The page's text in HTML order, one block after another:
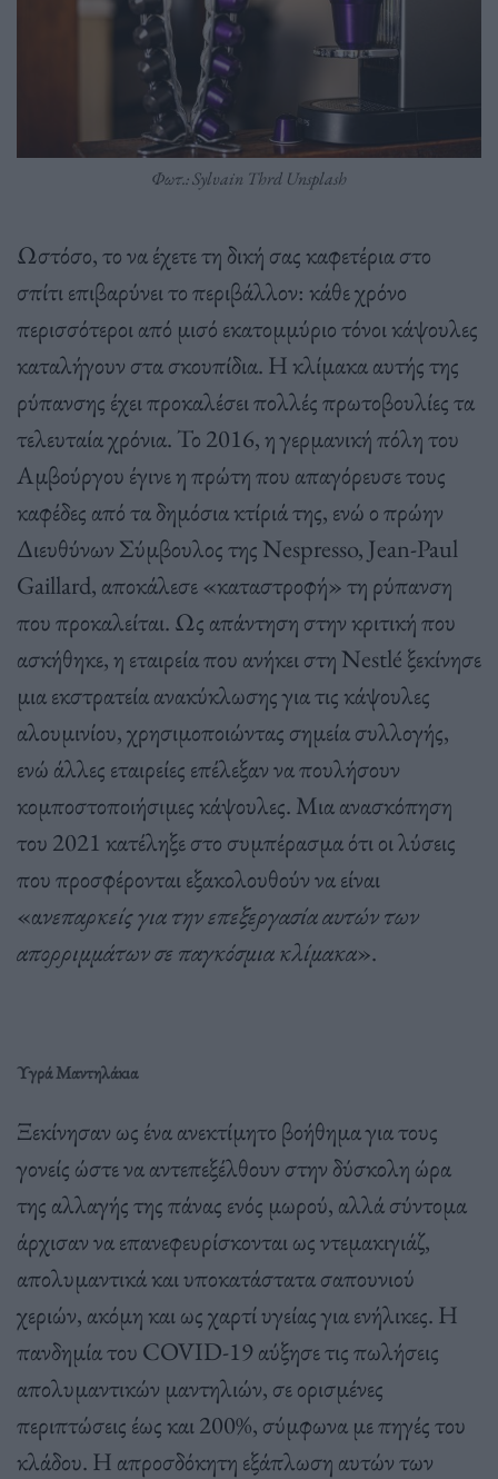
Φωτ.: Sylvain Thrd Unsplash
Ωστόσο, το να έχετε τη δική σας καφετέρια στο
σπίτι επιβαρύνει το περιβάλλον: κάθε χρόνο
περισσότεροι από μισό εκατομμύριο τόνοι κάψουλες
καταλήγουν στα σκουπίδια. Η κλίμακα αυτής της
ρύπανσης έχει προκαλέσει πολλές πρωτοβουλίες τα
τελευταία χρόνια. Το 2016, η γερμανική πόλη του
Αμβούργου έγινε η πρώτη που απαγόρευσε τους
καφέδες από τα δημόσια κτίριά της, ενώ ο πρώην
Διευθύνων Σύμβουλος της Nespresso, Jean-Paul
Gaillard, αποκάλεσε «καταστροφή» τη ρύπανση
που προκαλείται. Ως απάντηση στην κριτική που
ασκήθηκε, η εταιρεία που ανήκει στη Nestlé ξεκίνησε
μια εκστρατεία ανακύκλωσης για τις κάψουλες
αλουμινίου, χρησιμοποιώντας σημεία συλλογής,
ενώ άλλες εταιρείες επέλεξαν να πουλήσουν
κομποστοποιήσιμες κάψουλες. Μια ανασκόπηση
του 2021 κατέληξε στο συμπέρασμα ότι οι λύσεις
που προσφέρονται εξακολουθούν να είναι
«ανεπαρκείς για την επεξεργασία αυτών των
απορριμμάτων σε παγκόσμια κλίμακα».
Υγρά Μαντηλάκια
Ξεκίνησαν ως ένα ανεκτίμητο βοήθημα για τους
γονείς ώστε να αντεπεξέλθουν στην δύσκολη ώρα
της αλλαγής της πάνας ενός μωρού, αλλά σύντομα
άρχισαν να επανεφευρίσκονται ως ντεμακιγιάζ,
απολυμαντικά και υποκατάστατα σαπουνιού
χεριών, ακόμη και ως χαρτί υγείας για ενήλικες. Η
πανδημία του COVID-19 αύξησε τις πωλήσεις
απολυμαντικών μαντηλιών, σε ορισμένες
περιπτώσεις έως και 200%, σύμφωνα με πηγές του
κλάδου. Η απροσδόκητη εξάπλωση αυτών των